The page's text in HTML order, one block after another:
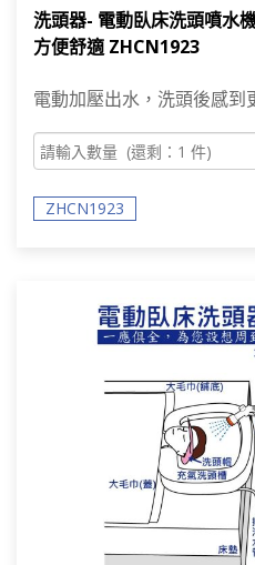
洗頭器- 電動臥床洗頭噴水
方便舒適 ZHCN1923
電動加壓出水，洗頭後感
ZHCN1923